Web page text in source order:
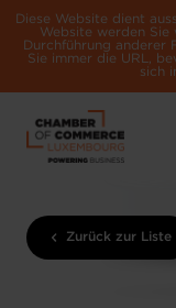
Diese Website dient
Website werden
Durchführung anderer
Sie immer die URL,
sich
Zurück zur Liste